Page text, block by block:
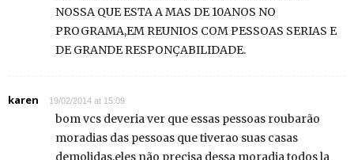
NOSSA QUE ESTA A MAS DE 10ANOS NO
PROGRAMA,EM REUNIOS COM PESSOAS SERIAS E
DE GRANDE RESPONÇABILIDADE.
karen 19/02/2014 at 15:09
bom vcs deveria ver que essas pessoas roubarão
moradias das pessoas que tiverao suas casas
demolidas,eles não precisa dessa moradia todos la